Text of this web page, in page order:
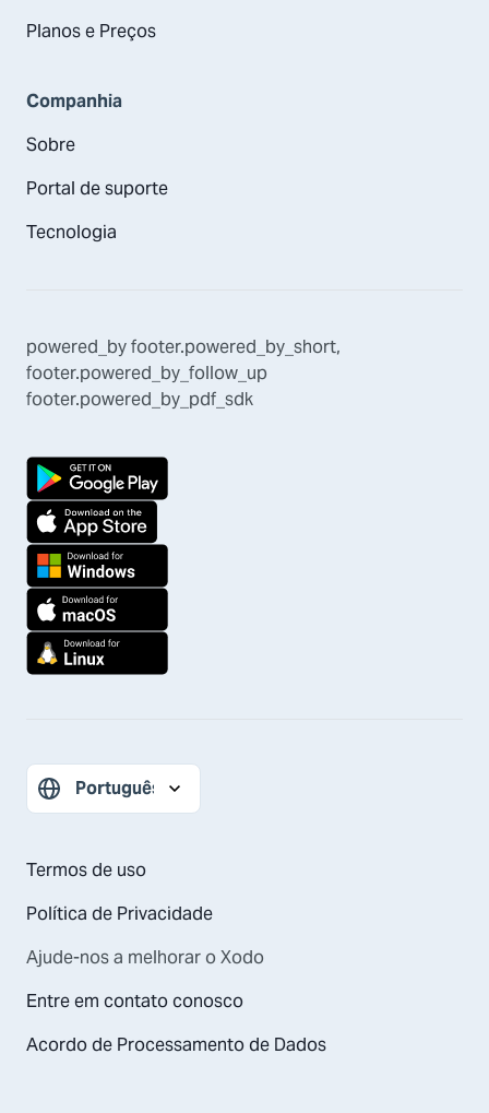
Planos e Preços
Companhia
Sobre
Portal de suporte
Tecnologia
powered_byfooter.powered_by_short,
footer.powered_by_follow_up
footer.powered_by_pdf_sdk
Termos de uso
Política de Privacidade
Ajude-nos a melhorar o Xodo
Entre em contato conosco
Acordo de Processamento de Dados